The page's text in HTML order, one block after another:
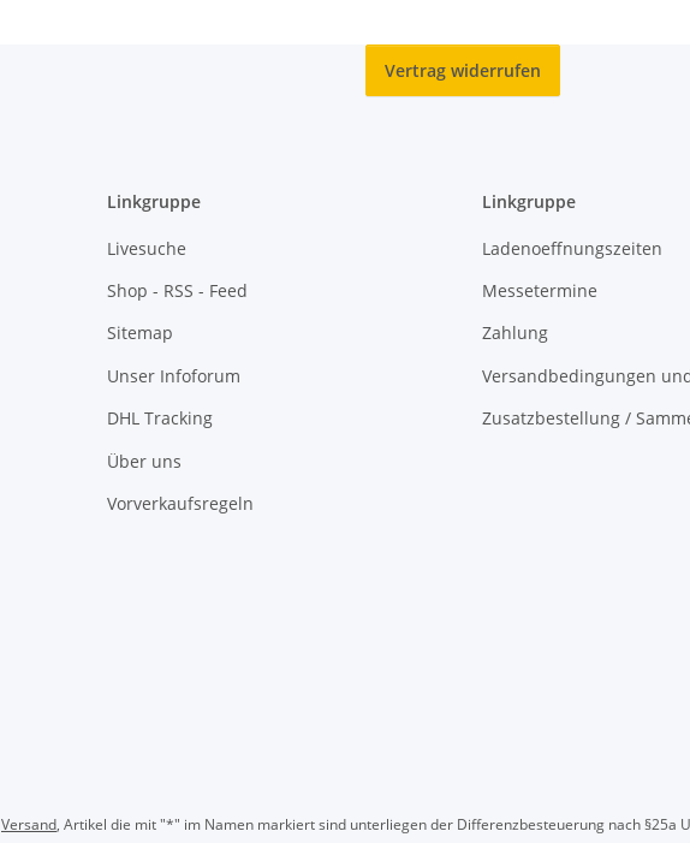
Vertrag widerrufen
Linkgruppe
Livesuche
Shop - RSS - Feed
Sitemap
Unser Infoforum
DHL Tracking
Über uns
Vorverkaufsregeln
Linkgruppe
Ladenoeffnungszeiten
Messetermine
Zahlung
Versandbedingungen
Zusatzbestellung /
Versand, Artikel die mit "*" im Namen markiert sind unterliegen der Differenzbesteuerung nach §25a